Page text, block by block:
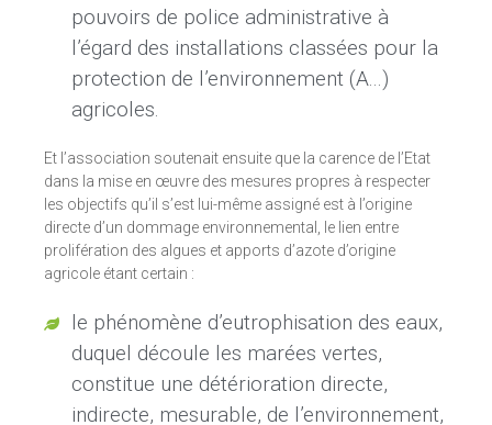
pouvoirs de police administrative à
l’égard des installations classées pour la
protection de l’environnement (A...)
agricoles.
Et l’association soutenait ensuite que la carence de l’Etat
dans la mise en œuvre des mesures propres à respecter
les objectifs qu’il s’est lui-même assigné est à l’origine
directe d’un dommage environnemental, le lien entre
prolifération des algues et apports d’azote d’origine
agricole étant certain :
le phénomène d’eutrophisation des eaux,
duquel découle les marées vertes,
constitue une détérioration directe,
indirecte, mesurable, de l’environnement,